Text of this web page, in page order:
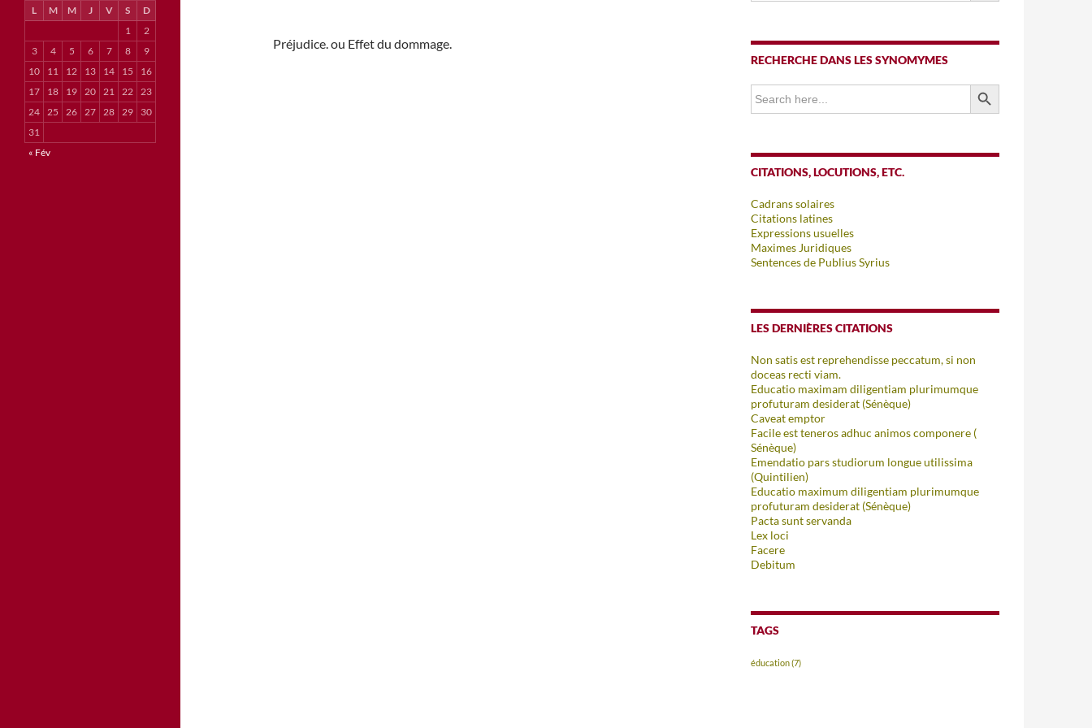
Préjudice. ou Effet du dommage.
RECHERCHE DANS LES SYNOMYMES
Search
for:
SEARCH BUTTON
CITATIONS, LOCUTIONS, ETC.
Cadrans solaires
Citations latines
Expressions usuelles
Maximes Juridiques
Sentences de Publius Syrius
LES DERNIÈRES CITATIONS
Non satis est reprehendisse peccatum, si non
doceas recti viam.
Educatio maximam diligentiam plurimumque
profuturam desiderat (Sénèque)
Caveat emptor
Facile est teneros adhuc animos componere (
Sénèque)
Emendatio pars studiorum longue utilissima
(Quintilien)
Educatio maximum diligentiam plurimumque
profuturam desiderat (Sénèque)
Pacta sunt servanda
Lex loci
Facere
Debitum
TAGS
éducation(7)
L M M J V S
D
1
2
3
4 5 6 7 8
9
10
11 12 13 14 15
16
17
18 19 20 21 22 23
24 25 26 27 28 29
30
31
« Fév